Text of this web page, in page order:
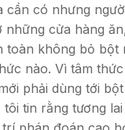
cần có nhưng
những cửa hàng
toàn không bỏ bột
nào. Vì tâm
phải dùng tới
tin rằng tương